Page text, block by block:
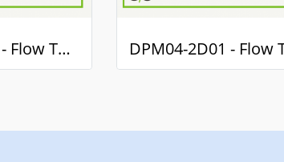
DPM04-3D01 - Flow Totalize Meter / มิเตอร์แสดงผลรวมการไหล